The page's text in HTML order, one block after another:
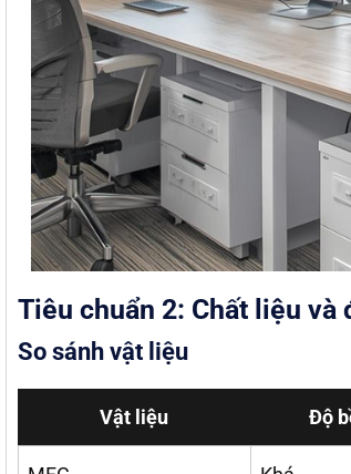
Tiêu chuẩn 2: Chất liệu và
So sánh vật liệu
Vật liệu Độ